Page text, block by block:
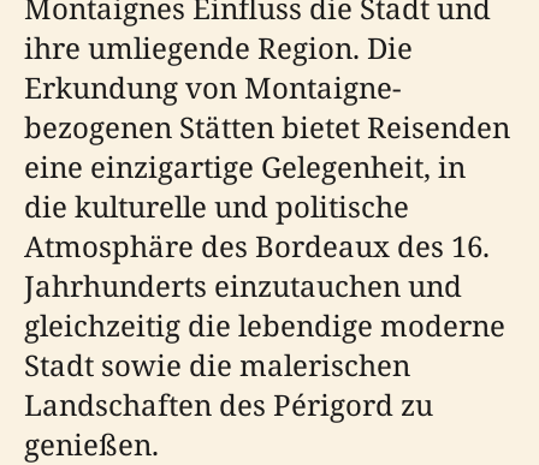
ihre umliegende Region. Die
Erkundung von Montaigne-
bezogenen Stätten bietet Reisenden
eine einzigartige Gelegenheit, in
die kulturelle und politische
Atmosphäre des Bordeaux des 16.
Jahrhunderts einzutauchen und
gleichzeitig die lebendige moderne
Stadt sowie die malerischen
Landschaften des Périgord zu
genießen.